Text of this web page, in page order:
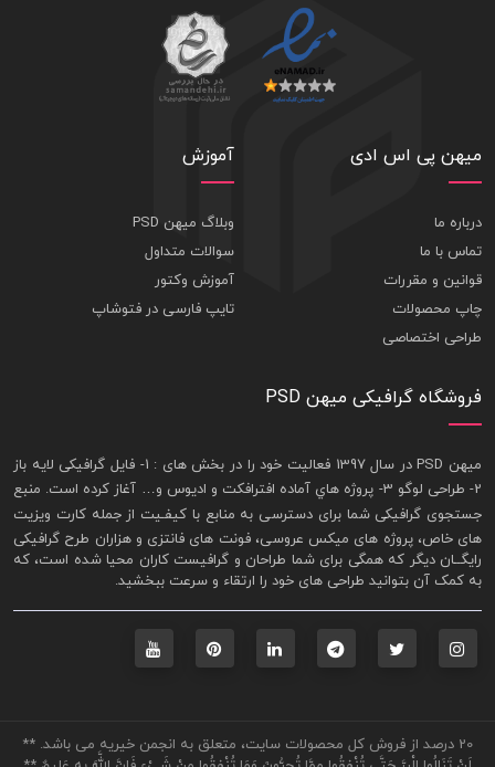
میهن پی اس ادی
درباره ما
تماس با ما
قوانین و مقررات
چاپ محصولات
طراحی اختصاصی
آموزش
وبلاگ میهن PSD
سوالات متداول
آموزش وکتور
تایپ فارسی در فتوشاپ
فروشگاه گرافیکی میهن PSD
ميهن PSD در سال 1397 فعاليت خود را در بخش های : 1-
فايل گرافيکی لايه باز
2- طراحی لوگو 3- پروژه هاي آماده افترافکت و اديوس و… آغاز کرده است. منبع
جستجوی گرافيکی شما برای دسترسی به منابع با کيفـيت از جملهکارت ويزيت
های خاص، پروژه های ميکس عروسی، فونت های فانتزی و هزاران طرح گرافیکی
رايگــان ديگر که همگی برای شما طراحان و گرافيست کاران محيا شده است، که
به کمک آن بتوانيد طراحی های خود را ارتقاء و سرعت ببخشيد.
20 درصد از فروش کل محصولات سایت، متعلق به انجمن خیریه می باشد. **